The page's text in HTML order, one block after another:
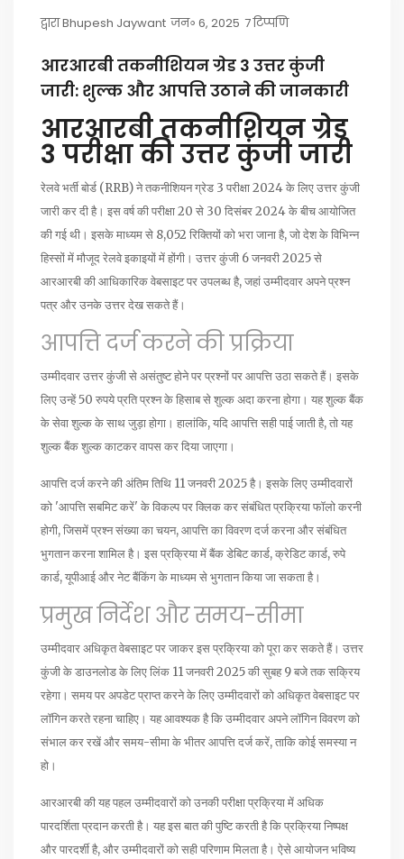
द्वाराBhupesh Jaywant जन॰ 6, 2025 7 टिप्पणि
आरआरबी तकनीशियन ग्रेड 3 उत्तर कुंजी
जारी: शुल्क और आपत्ति उठाने की जानकारी
आरआरबी तकनीशियन ग्रेड
3 परीक्षा की उत्तर कुंजी जारी
रेलवे भर्ती बोर्ड (RRB) ने तकनीशियन ग्रेड 3 परीक्षा 2024 के लिए उत्तर कुंजी
जारी कर दी है। इस वर्ष की परीक्षा 20 से 30 दिसंबर 2024 के बीच आयोजित
की गई थी। इसके माध्यम से 8,052 रिक्तियों को भरा जाना है, जो देश के विभिन्न
हिस्सों में मौजूद रेलवे इकाइयों में होंगी। उत्तर कुंजी 6 जनवरी 2025 से
आरआरबी की आधिकारिक वेबसाइट पर उपलब्ध है, जहां उम्मीदवार अपने प्रश्न
पत्र और उनके उत्तर देख सकते हैं।
आपत्ति दर्ज करने की प्रक्रिया
उम्मीदवार उत्तर कुंजी से असंतुष्ट होने पर प्रश्नों पर आपत्ति उठा सकते हैं। इसके
लिए उन्हें 50 रुपये प्रति प्रश्न के हिसाब से शुल्क अदा करना होगा। यह शुल्क बैंक
के सेवा शुल्क के साथ जुड़ा होगा। हालांकि, यदि आपत्ति सही पाई जाती है, तो यह
शुल्क बैंक शुल्क काटकर वापस कर दिया जाएगा।
आपत्ति दर्ज करने की अंतिम तिथि 11 जनवरी 2025 है। इसके लिए उम्मीदवारों
को 'आपत्ति सबमिट करें' के विकल्प पर क्लिक कर संबंधित प्रक्रिया फॉलो करनी
होगी, जिसमें प्रश्न संख्या का चयन, आपत्ति का विवरण दर्ज करना और संबंधित
भुगतान करना शामिल है। इस प्रक्रिया में बैंक डेबिट कार्ड, क्रेडिट कार्ड, रुपे
कार्ड, यूपीआई और नेट बैंकिंग के माध्यम से भुगतान किया जा सकता है।
प्रमुख निर्देश और समय-सीमा
उम्मीदवार अधिकृत वेबसाइट पर जाकर इस प्रक्रिया को पूरा कर सकते हैं। उत्तर
कुंजी के डाउनलोड के लिए लिंक 11 जनवरी 2025 की सुबह 9 बजे तक सक्रिय
रहेगा। समय पर अपडेट प्राप्त करने के लिए उम्मीदवारों को अधिकृत वेबसाइट पर
लॉगिन करते रहना चाहिए। यह आवश्यक है कि उम्मीदवार अपने लॉगिन विवरण को
संभाल कर रखें और समय-सीमा के भीतर आपत्ति दर्ज करें, ताकि कोई समस्या न
हो।
आरआरबी की यह पहल उम्मीदवारों को उनकी परीक्षा प्रक्रिया में अधिक
पारदर्शिता प्रदान करती है। यह इस बात की पुष्टि करती है कि प्रक्रिया निष्पक्ष
और पारदर्शी है, और उम्मीदवारों को सही परिणाम मिलता है। ऐसे आयोजन भविष्य